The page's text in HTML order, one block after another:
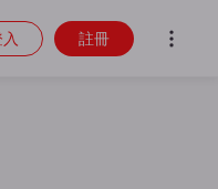
註冊